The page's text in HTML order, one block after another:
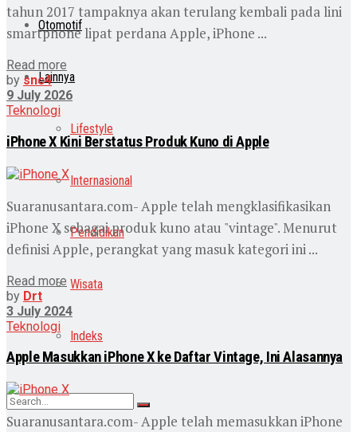
Otomotif
Lainnya
Lifestyle
Internasional
Pendidikan
Wisata
Indeks
tahun 2017 tampaknya akan terulang kembali pada lini
smartphone lipat perdana Apple, iPhone ...
Read more
by snc4
9 July 2026
Teknologi
iPhone X Kini Berstatus Produk Kuno di Apple
Suaranusantara.com- Apple telah mengklasifikasikan
iPhone X sebagai produk kuno atau "vintage". Menurut
definisi Apple, perangkat yang masuk kategori ini ...
Read more
by Drt
3 July 2024
Teknologi
Apple Masukkan iPhone X ke Daftar Vintage, Ini Alasannya
Suaranusantara.com- Apple telah memasukkan iPhone